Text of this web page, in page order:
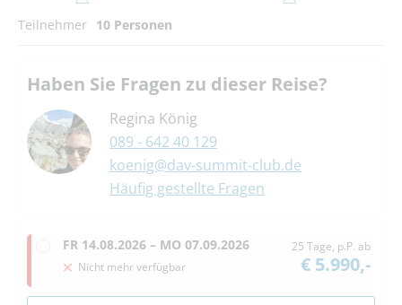
Teilnehmer 10 Personen
Haben Sie Fragen zu dieser Reise?
Regina König
089 - 642 40 129
koenig@dav-summit-club.de
Häufig gestellte Fragen
FR 14.08.2026 – MO 07.09.2026
Nicht mehr verfügbar
25 Tage, p.P. ab
€ 5.990,-